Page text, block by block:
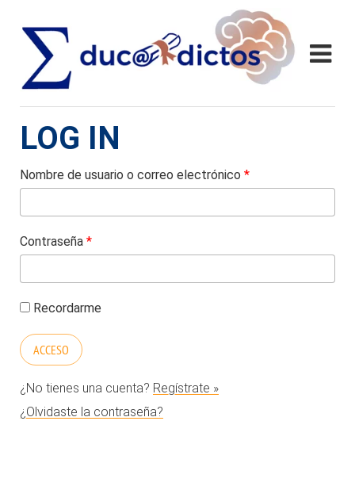
LOG IN
Nombre de usuario o correo electrónico *
Contraseña *
Recordarme
¿No tienes una cuenta? Regístrate »
¿Olvidaste la contraseña?